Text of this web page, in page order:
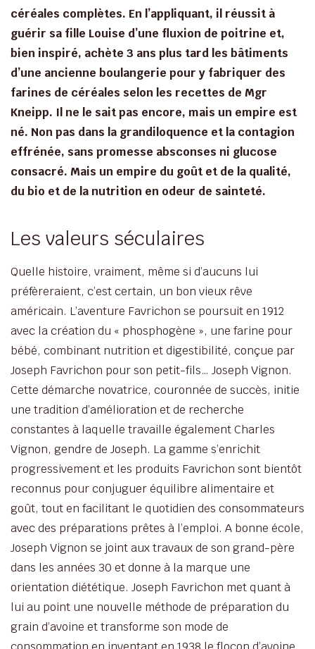
céréales complètes. En l’appliquant, il réussit à
guérir sa fille Louise d’une fluxion de poitrine et,
bien inspiré, achète 3 ans plus tard les bâtiments
d’une ancienne boulangerie pour y fabriquer des
farines de céréales selon les recettes de Mgr
Kneipp. Il ne le sait pas encore, mais un empire est
né. Non pas dans la grandiloquence et la contagion
effrénée, sans promesse absconses ni glucose
consacré. Mais un empire du goût et de la qualité,
du bio et de la nutrition en odeur de sainteté.
Les valeurs séculaires
Quelle histoire, vraiment, même si d’aucuns lui
préfèreraient, c’est certain, un bon vieux rêve
américain. L’aventure Favrichon se poursuit en 1912
avec la création du « phosphogène », une farine pour
bébé, combinant nutrition et digestibilité, conçue par
Joseph Favrichon pour son petit-fils… Joseph Vignon.
Cette démarche novatrice, couronnée de succès, initie
une tradition d’amélioration et de recherche
constantes à laquelle travaille également Charles
Vignon, gendre de Joseph. La gamme s’enrichit
progressivement et les produits Favrichon sont bientôt
reconnus pour conjuguer équilibre alimentaire et
goût, tout en facilitant le quotidien des consommateurs
avec des préparations prêtes à l’emploi. A bonne école,
Joseph Vignon se joint aux travaux de son grand-père
dans les années 30 et donne à la marque une
orientation diététique. Joseph Favrichon met quant à
lui au point une nouvelle méthode de préparation du
grain d’avoine et transforme son mode de